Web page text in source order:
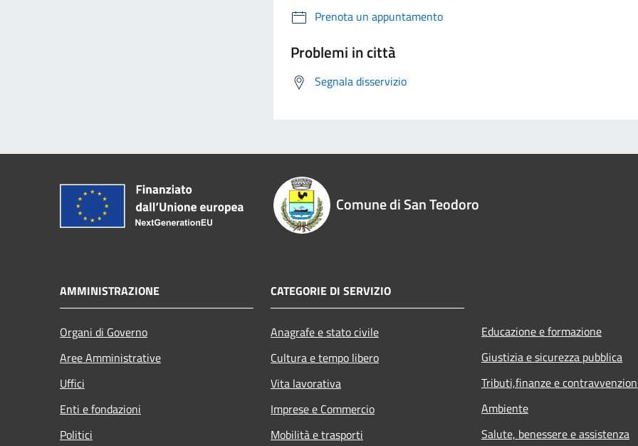
Prenota un appuntamento
Problemi in città
Segnala disservizio
Comune di San Teodoro
AMMINISTRAZIONE
Organi di Governo
Aree Amministrative
Uffici
Enti e fondazioni
Politici
CATEGORIE DI SERVIZIO
Anagrafe e stato civile
Cultura e tempo libero
Vita lavorativa
Imprese e Commercio
Mobilità e trasporti
Educazione e formazione
Giustizia e sicurezza pubblica
Tributi,finanze e
Ambiente
Salute, benessere e assistenza